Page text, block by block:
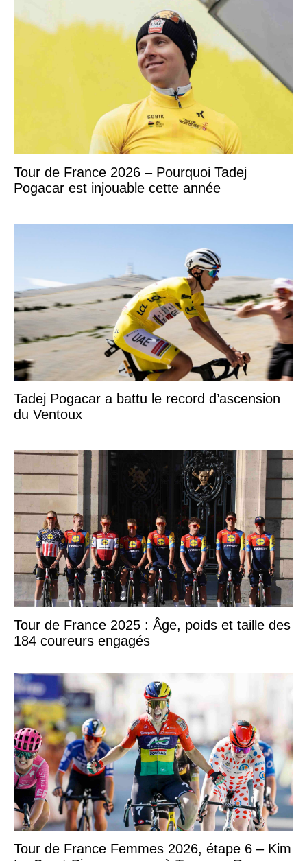
Tour de France 2026 – Pourquoi Tadej
Pogacar est injouable cette année
Tadej Pogacar a battu le record d’ascension
du Ventoux
Tour de France 2025 : Âge, poids et taille des
184 coureurs engagés
Tour de France Femmes 2026, étape 6 – Kim